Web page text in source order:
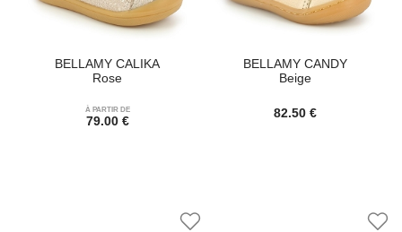
BELLAMY CALIKA
Rose
À PARTIR DE
79.00 €
BELLAMY CANDY
Beige
82.50 €